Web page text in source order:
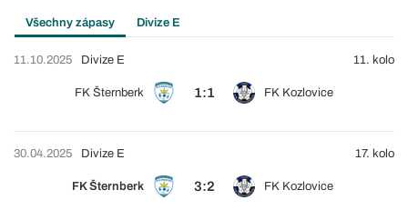
Všechny zápasy Divize E
11.10.2025
FK Šternberk 1:1 FK Kozlovice
Divize E 11. kolo
30.04.2025
FK Šternberk 3:2 FK Kozlovice
Divize E 17. kolo